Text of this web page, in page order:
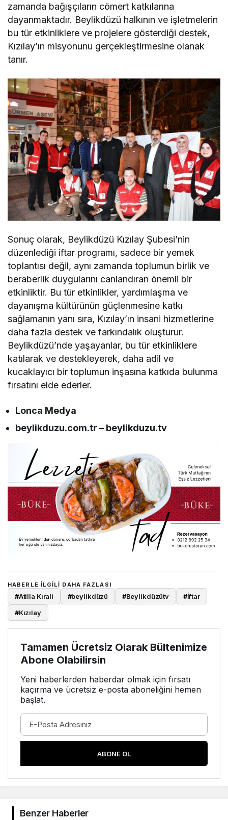
zamanda bağışçıların cömert katkılarına
dayanmaktadır. Beylikdüzü halkının ve işletmelerin
bu tür etkinliklere ve projelere gösterdiği destek,
Kızılay’ın misyonunu gerçekleştirmesine olanak
tanır.
Sonuç olarak, Beylikdüzü Kızılay Şubesi’nin
düzenlediği iftar programı, sadece bir yemek
toplantısı değil, aynı zamanda toplumun birlik ve
beraberlik duygularını canlandıran önemli bir
etkinliktir. Bu tür etkinlikler, yardımlaşma ve
dayanışma kültürünün güçlenmesine katkı
sağlamanın yanı sıra, Kızılay’ın insani hizmetlerine
daha fazla destek ve farkındalık oluşturur.
Beylikdüzü’nde yaşayanlar, bu tür etkinliklere
katılarak ve destekleyerek, daha adil ve
kucaklayıcı bir toplumun inşasına katkıda bulunma
fırsatını elde ederler.
Lonca Medya
beylikduzu.com.tr – beylikduzu.tv
HABERLE ILGILI DAHA FAZLASI
#Atilla Kırali #beylikdüzü #Beylikdüzütv #İftar
#Kızılay
Tamamen Ücretsiz Olarak Bültenimize
Abone Olabilirsin
Yeni haberlerden haberdar olmak için fırsatı
kaçırma ve ücretsiz e-posta aboneliğini hemen
başlat.
ABONE OL
Benzer Haberler